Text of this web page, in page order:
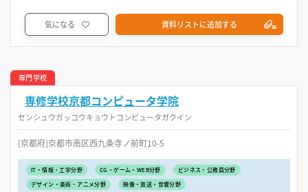
気になる 資料リストに追加する
専門学校
専修学校京都コンピュータ学院
センシュウガッコウキョウトコンピュータガクイン
[京都府]京都市南区西九条寺ノ前町10-5
IT・情報・工学分野 CG・ゲーム・WEB分野
ビジネス・公務員分野
デザイン・美術・アニメ分野
映像・放送・音響分野